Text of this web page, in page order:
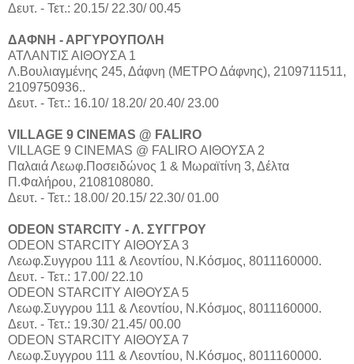
Δευτ. - Τετ.: 20.15/ 22.30/ 00.45
ΔΑΦΝΗ - ΑΡΓΥΡΟΥΠΟΛΗ
ΑΤΛΑΝΤΙΣ ΑΙΘΟΥΣΑ 1
Λ.Βουλιαγμένης 245, Δάφνη (ΜΕΤΡΟ Δάφνης), 2109711511,
2109750936..
Δευτ. - Τετ.: 16.10/ 18.20/ 20.40/ 23.00
VILLAGE 9 CINEMAS @ FALIRO
VILLAGE 9 CINEMAS @ FALIRO ΑΙΘΟΥΣΑ 2
Παλαιά Λεωφ.Ποσειδώνος 1 & Μωραϊτίνη 3, Δέλτα
Π.Φαλήρου, 2108108080.
Δευτ. - Τετ.: 18.00/ 20.15/ 22.30/ 01.00
ODEON STARCITY - Λ. ΣΥΓΓΡΟΥ
ODEON STARCITY ΑΙΘΟΥΣΑ 3
Λεωφ.Συγγρου 111 & Λεοντίου, Ν.Κόσμος, 8011160000.
Δευτ. - Τετ.: 17.00/ 22.10
ODEON STARCITY ΑΙΘΟΥΣΑ 5
Λεωφ.Συγγρου 111 & Λεοντίου, Ν.Κόσμος, 8011160000.
Δευτ. - Τετ.: 19.30/ 21.45/ 00.00
ODEON STARCITY ΑΙΘΟΥΣΑ 7
Λεωφ.Συγγρου 111 & Λεοντίου, Ν.Κόσμος, 8011160000.